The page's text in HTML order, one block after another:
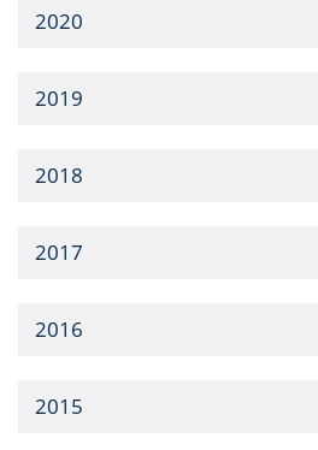
2020
2019
2018
2017
2016
2015